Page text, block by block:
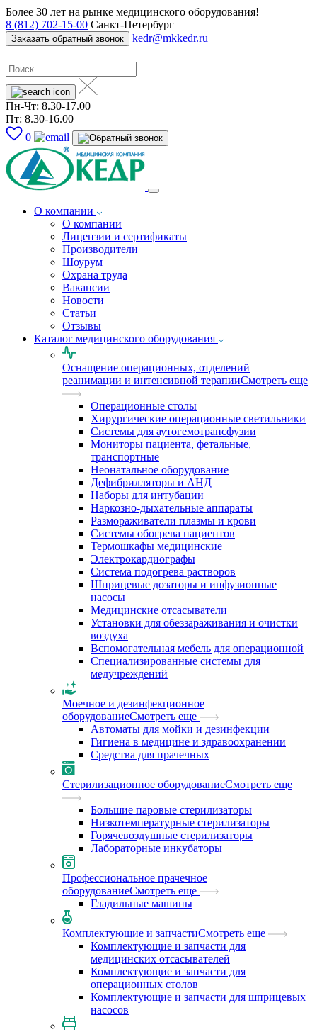
Более 30 лет на рынке медицинского оборудования!
8 (812) 702-15-00 Санкт-Петербург
Заказать обратный звонок kedr@mkkedr.ru
Пн-Чт: 8.30-17.00
Пт: 8.30-16.00
0
О компании
О компании
Лицензии и сертификаты
Производители
Шоурум
Охрана труда
Вакансии
Новости
Статьи
Отзывы
Каталог медицинского оборудования
Оснащение операционных, отделений
реанимации и интенсивной терапииСмотреть еще
Операционные столы
Хирургические операционные светильники
Системы для аутогемотрансфузии
Мониторы пациента, фетальные,
транспортные
Неонатальное оборудование
Дефибрилляторы и АНД
Наборы для интубации
Наркозно-дыхательные аппараты
Размораживатели плазмы и крови
Системы обогрева пациентов
Термошкафы медицинские
Электрокардиографы
Cистема подогрева растворов
Шприцевые дозаторы и инфузионные
насосы
Медицинские отсасыватели
Установки для обеззараживания и очистки
воздуха
Вспомогательная мебель для операционной
Специализированные системы для
медучреждений
Моечное и дезинфекционное
оборудованиеСмотреть еще
Автоматы для мойки и дезинфекции
Гигиена в медицине и здравоохранении
Средства для прачечных
Стерилизационное оборудованиеСмотреть еще
Большие паровые стерилизаторы
Низкотемпературные стерилизаторы
Горячевоздушные стерилизаторы
Лабораторные инкубаторы
Профессиональное прачечное
оборудованиеСмотреть еще
Гладильные машины
Комплектующие и запчастиСмотреть еще
Комплектующие и запчасти для
медицинских отсасывателей
Комплектующие и запчасти для
операционных столов
Комплектующие и запчасти для шприцевых
насосов